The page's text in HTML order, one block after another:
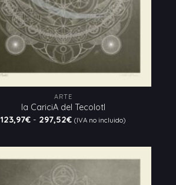
ARTE
la CariciA del Tecolotl
123,97€ - 297,52€Rango
de
hasta
297,52€
(IVA no incluido)